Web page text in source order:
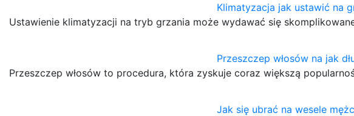
Klimatyzacja jak ustawić na
Ustawienie klimatyzacji na tryb grzania może wydawać się
Przeszczep włosów na jak
Przeszczep włosów to procedura, która zyskuje coraz większą
Jak się ubrać na wesele